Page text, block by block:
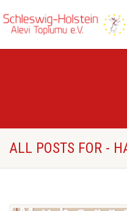
ALL POSTS FOR -